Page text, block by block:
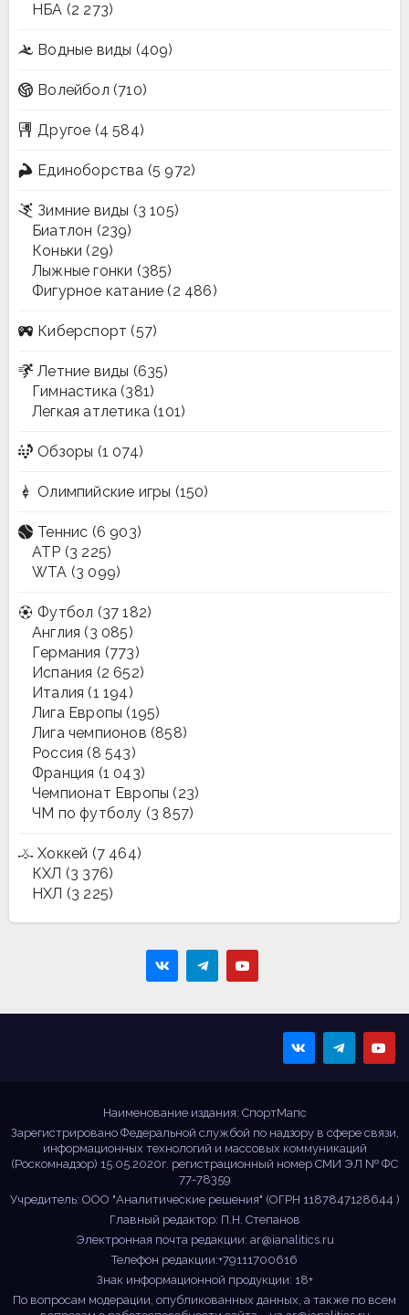
НБА (2 273)
Водные виды (409)
Волейбол (710)
Другое (4 584)
Единоборства (5 972)
Зимние виды (3 105)
Биатлон (239)
Коньки (29)
Лыжные гонки (385)
Фигурное катание (2 486)
Киберспорт (57)
Летние виды (635)
Гимнастика (381)
Легкая атлетика (101)
Обзоры (1 074)
Олимпийские игры (150)
Теннис (6 903)
ATP (3 225)
WTA (3 099)
Футбол (37 182)
Англия (3 085)
Германия (773)
Испания (2 652)
Италия (1 194)
Лига Европы (195)
Лига чемпионов (858)
Россия (8 543)
Франция (1 043)
Чемпионат Европы (23)
ЧМ по футболу (3 857)
Хоккей (7 464)
КХЛ (3 376)
НХЛ (3 225)
Наименование издания: СпортМапс
Зарегистрировано Федеральной службой по надзору в сфере связи,
информационных технологий и массовых коммуникаций
(Роскомнадзор) 15.05.2020г. регистрационный номер СМИ ЭЛ № ФС
77-78359
Учредитель: ООО "Аналитические решения" (ОГРН 1187847128644 )
Главный редактор: П.Н. Степанов
Электронная почта редакции: ar@ianalitics.ru
Телефон редакции:+79111700616
Знак информационной продукции: 18+
По вопросам модерации, опубликованных данных, а также по всем